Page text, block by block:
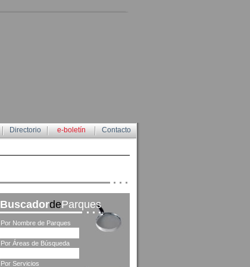
Contacto
e-boletín
Directorio
BuscadordeParques
Por Nombre de Parques
Por Áreas de Búsqueda
Por Servicios